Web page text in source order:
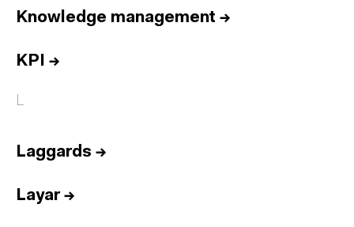
Knowledge management →
KPI →
L
Laggards →
Layar→